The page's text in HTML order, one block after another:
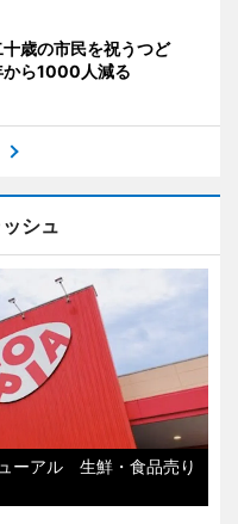
歳の市民を祝うつど
ら1000人減る
シュ
ーアル 生鮮・食品売り